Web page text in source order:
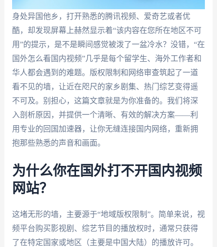
身处异国他乡，打开熟悉的腾讯视频、爱奇艺或者优
酷，却发现屏幕上赫然显示着“该内容在您所在地区不可
用”的提示，是不是瞬间感觉被泼了一盆冷水？没错，“在
国外怎么看国内视频”几乎是每个留学生、海外工作者和
华人都会遇到的难题。版权限制和网络审查筑起了一道
看不见的墙，让近在咫尺的家乡剧集、热门综艺变得遥
不可及。别担心，这篇文章就是为你准备的。我们将深
入剖析原因，并提供一个清晰、有效的解决方案——利
用专业的回国加速器，让你无缝连接国内网络，重新拥
抱那些熟悉的声音和画面。
为什么你在国外打不开国内视频
网站？
这堵无形的墙，主要源于“地域版权限制”。简单来说，视
频平台购买影视剧、综艺节目的播放权时，通常只获得
了在特定国家或地区（主要是中国大陆）的播放许可。